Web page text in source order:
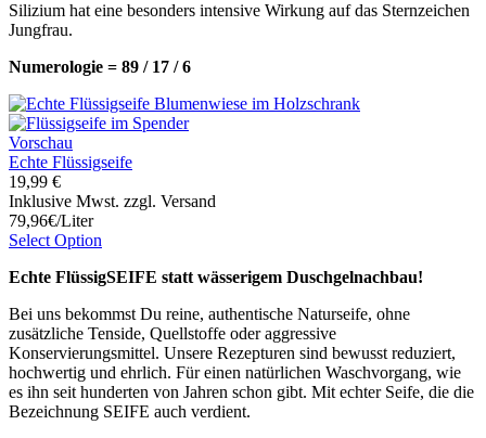
Silizium hat eine besonders intensive Wirkung auf das Sternzeichen
Jungfrau.
Numerologie = 89 / 17 / 6
Vorschau
Echte Flüssigseife
19,99 €
Inklusive Mwst. zzgl. Versand
79,96€/Liter
Select Option
Echte FlüssigSEIFE statt wässerigem Duschgelnachbau!
Bei uns bekommst Du reine, authentische Naturseife, ohne
zusätzliche Tenside, Quellstoffe oder aggressive
Konservierungsmittel. Unsere Rezepturen sind bewusst reduziert,
hochwertig und ehrlich. Für einen natürlichen Waschvorgang, wie
es ihn seit hunderten von Jahren schon gibt. Mit echter Seife, die die
Bezeichnung SEIFE auch verdient.